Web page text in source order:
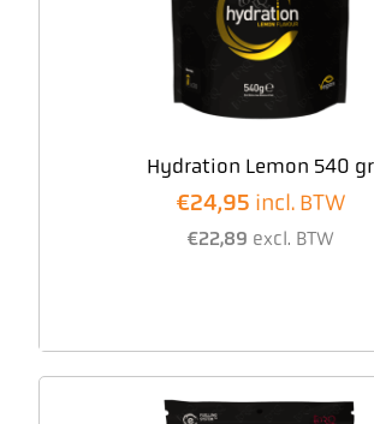
Hydration Lemon 540 gr
€24,95 incl. BTW
€22,89 excl. BTW